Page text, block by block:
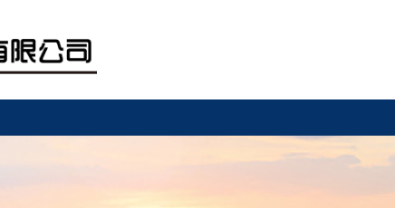
产品展示 新闻中心